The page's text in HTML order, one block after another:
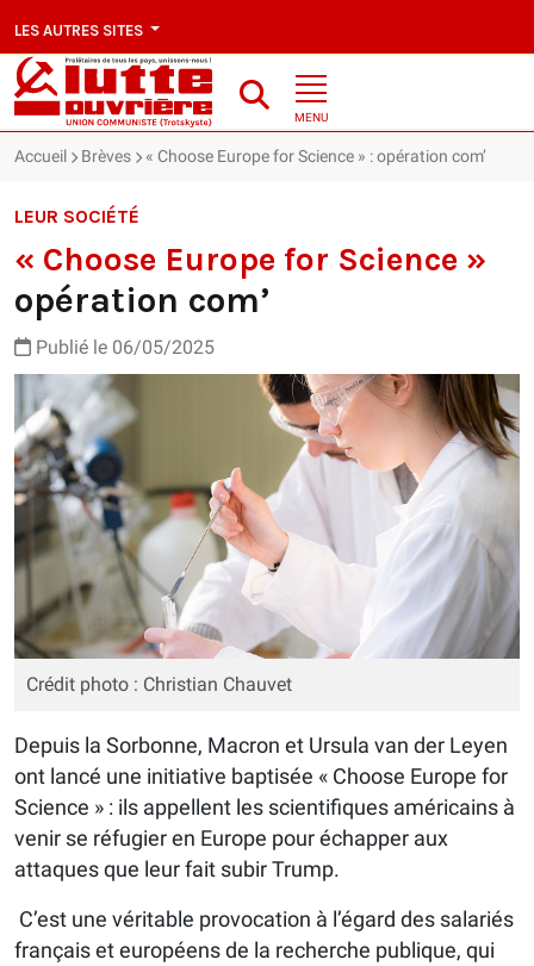
LES AUTRES SITES
MENU
Accueil Brèves « Choose Europe for Science » : opération com’
LEUR SOCIÉTÉ
« Choose Europe for Science »
opération com’
Publié le 06/05/2025
Crédit photo : Christian Chauvet
Depuis la Sorbonne, Macron et Ursula van der Leyen
ont lancé une initiative baptisée « Choose Europe for
Science » : ils appellent les scientifiques américains à
venir se réfugier en Europe pour échapper aux
attaques que leur fait subir Trump.
C’est une véritable provocation à l’égard des salariés
français et européens de la recherche publique, qui